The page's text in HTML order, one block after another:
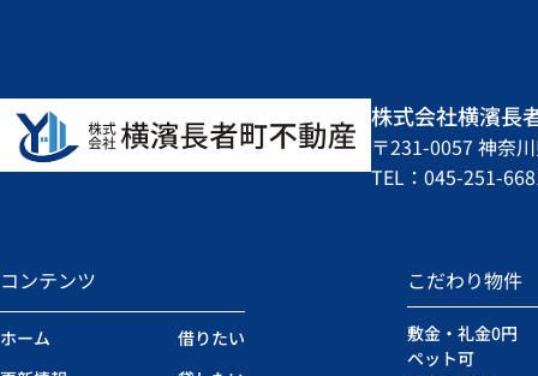
株式会社横濱長
〒231-0057 神奈
TEL：045-251-
コンテンツ
ホーム
借りたい
こだわり物件
敷金・礼金0円
ペット可